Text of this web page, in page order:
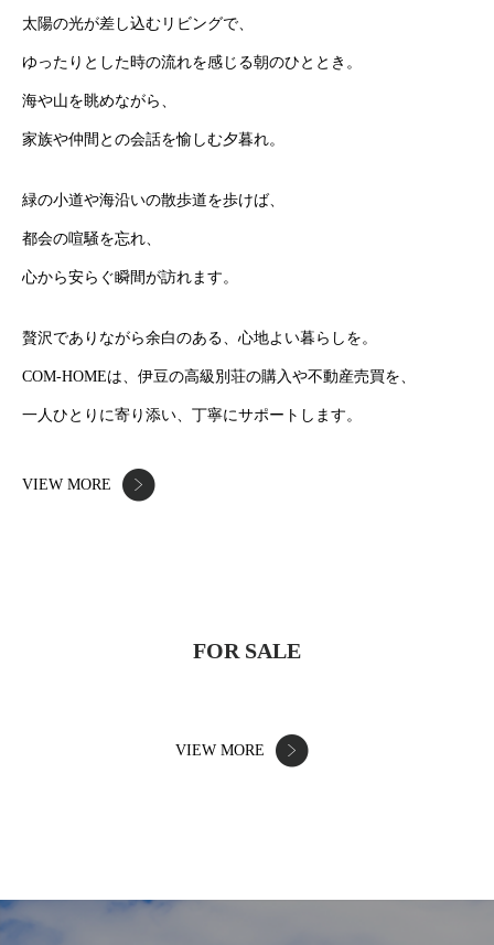
太陽の光が差し込むリビングで、
ゆったりとした時の流れを感じる朝のひととき。
海や山を眺めながら、
家族や仲間との会話を愉しむ夕暮れ。
緑の小道や海沿いの散歩道を歩けば、
都会の喧騒を忘れ、
心から安らぐ瞬間が訪れます。
贅沢でありながら余白のある、心地よい暮らしを。
COM-HOMEは、 ​​​​​​​伊豆の高級別荘の購入や不動産売買を、
一人ひとりに寄り添い、丁寧にサポートします。
VIEW MORE
FOR SALE
VIEW MORE